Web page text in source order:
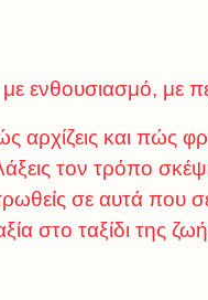
ενθουσιασμό, με
αρχίζεις και πώς
τον τρόπο
σε αυτά
στο ταξίδι της